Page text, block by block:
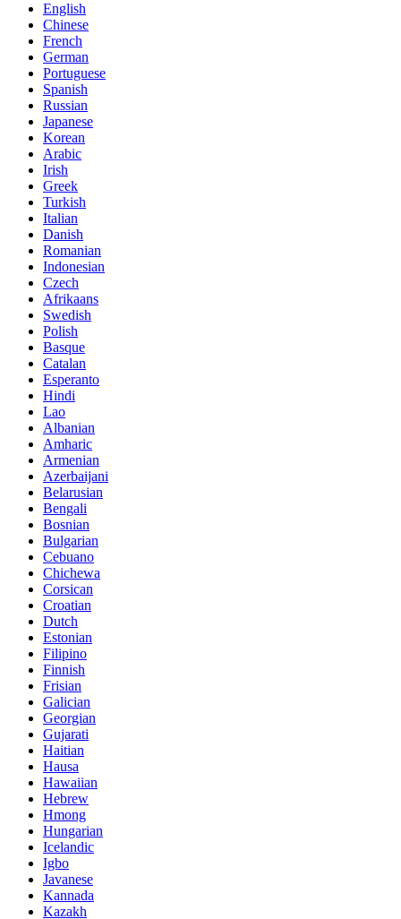
English
Chinese
French
German
Portuguese
Spanish
Russian
Japanese
Korean
Arabic
Irish
Greek
Turkish
Italian
Danish
Romanian
Indonesian
Czech
Afrikaans
Swedish
Polish
Basque
Catalan
Esperanto
Hindi
Lao
Albanian
Amharic
Armenian
Azerbaijani
Belarusian
Bengali
Bosnian
Bulgarian
Cebuano
Chichewa
Corsican
Croatian
Dutch
Estonian
Filipino
Finnish
Frisian
Galician
Georgian
Gujarati
Haitian
Hausa
Hawaiian
Hebrew
Hmong
Hungarian
Icelandic
Igbo
Javanese
Kannada
Kazakh